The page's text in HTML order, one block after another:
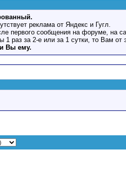
реклама от Яндекс и Гугл.
первого сообщения на форуме, на
1 раз за 2-е или за 1 сутки, то Вам
и Вы ему.